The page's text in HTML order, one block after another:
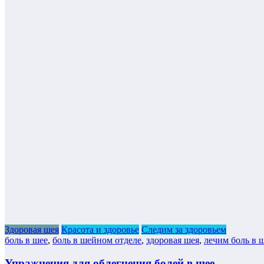
Здоровая шея Красота и здоровье Следим за здоровьем
боль в шее, боль в шейном отделе, здоровая шея, лечим боль в